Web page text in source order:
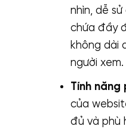
nhìn, dễ
chứa đầy
không dài
người xem.
Tính năng
của
đủ và phù